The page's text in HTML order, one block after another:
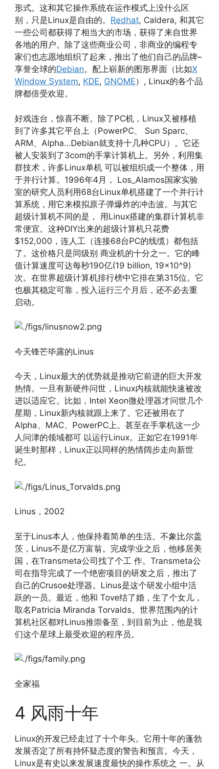
形式。这和其它操作系统在运作模式上没什么区
别，只是Linux是自由的。 Redhat, Caldera, 和其它
一些公司都获得了相当大的市场，获得了来自世界
各地的用户。除了这些商业公司，非商业的编程专
家们也志愿地组织了起来，推出了他们自己的品牌–
享誉全球的Debian。配上崭新的图形界面（比如X
Window System, KDE, GNOME）, Linux的各个品
牌都倍受欢迎。
好戏连台，惊喜不断。除了PC机，Linux又被移植
到了许多其它平台上（PowerPC、 Sun Sparc、
ARM、Alpha…Debian就支持十几种CPU）。它还
被人安装到了3com的手掌计算机上。另外，利用集
群技术，许多Linux单机 可以被组织成一个整体，用
于并行计算。1996年4月， Los_Alamos国家实验
室的研究人员利用68台Linux单机搭建了一个并行计
算系统，用它来模拟原子弹爆炸的冲击波。与其它
超级计算机不同的是， 用Linux搭建的集群计算机非
常便宜。这种DIY出来的超级计算机只花费
$152,000，连人工（连接68台PC的线缆）都包括
了。这价格只是同级别 商业机的十分之一。它的峰
值计算速度可达每秒190亿(19 billion, 19×10^9)
次。在世界超级计算机排行榜中它排在第315位。它
也极其稳定可靠，投入运行三个月后，还不必去重
启动。
今天锋芒毕露的Linus
今天，Linux最大的优势就是推动它前进的巨大开发
热情。一旦有新硬件问世，Linux内核就能快速被改
进以适应它。比如，Intel Xeon微处理器才问世几个
星期，Linux新内核就跟上来了。它还被用在了
Alpha、MAC、PowerPC上。甚至在手掌机这一少
人问津的领域都可 以运行Linux。正如它在1991年
诞生时那样，Linux正以同样的热情阔步走向新世
纪。
Linus，2002
至于Linus本人，他保持着简单的生活。不象比尔盖
茨，Linus不是亿万富翁。完成学业之后，他移居美
国，在Transmeta公司找了个工 作。Transmeta公
司在指导完成了一个绝密项目的研发之后，推出了
自己的Crusoe处理器。Linus是这个研发小组中活
跃的一员。最近，他和 Tove结了婚，生了个女儿，
取名Patricia Miranda Torvalds。世界范围内的计
算机社区都对Linus推崇备至，到目前为止，他是我
们这个星球上最受欢迎的程序员。
全家福
4 风雨十年
Linux的开发已经走过了十个年头。它用十年的蓬勃
发展否定了所有持怀疑态度的警告和预言。今天，
Linux是有史以来发展速度最快的操作系统之 一。从